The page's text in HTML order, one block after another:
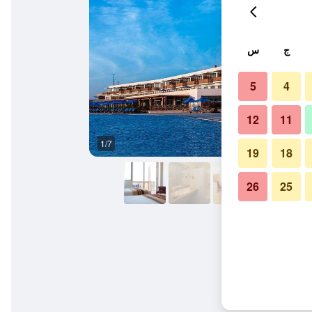
1/7
ج س
4
5
11
12
18
19
25
26